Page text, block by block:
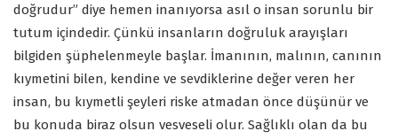
doğrudur” diye hemen inanıyorsa asıl o insan sorunlu bir
tutum içindedir. Çünkü insanların doğruluk arayışları
bilgiden şüphelenmeyle başlar. İmanının, malının, canının
kıymetini bilen, kendine ve sevdiklerine değer veren her
insan, bu kıymetli şeyleri riske atmadan önce düşünür ve
bu konuda biraz olsun vesveseli olur. Sağlıklı olan da bu